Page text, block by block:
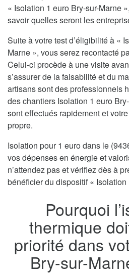
« Isolation 1 euro Bry-sur-Marne
savoir quelles seront les
Suite à votre test d’éligibilité à «
Marne », vous serez recontacté
Celui-ci procède à une visite
s’assurer de la faisabilité et du
artisans sont des professionnels
des chantiers Isolation 1 euro
sont effectués rapidement et
propre.
Isolation pour 1 euro dans le
vos dépenses en énergie et
n’attendez pas et vérifiez dès à
bénéficier du dispositif « Isolation
Pourquoi
thermique
priorité dans
Bry-sur-